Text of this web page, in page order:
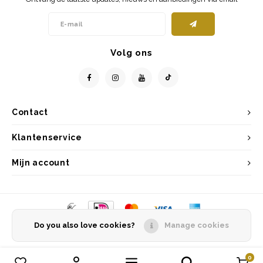
0
Contact
Volg ons
Klantenservice
Mijn account
© Copyright 2026 Entrepôt Holland - Powered byLightspeed- Theme by
Vergelijk producten 0
Do you also love cookies? Manage cookies